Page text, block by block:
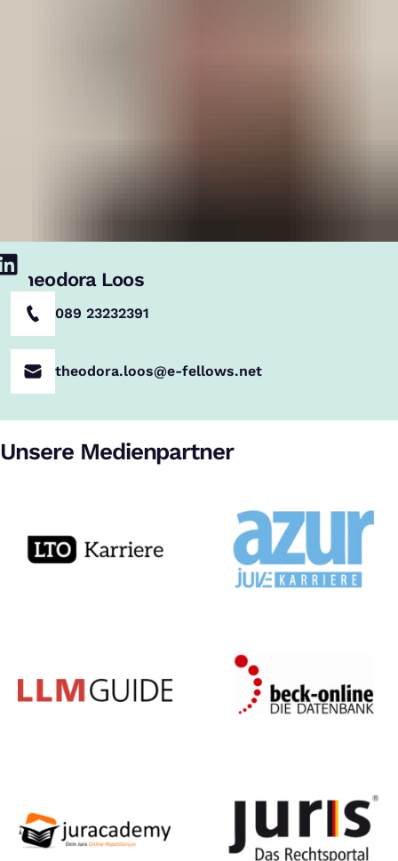
Theodora Loos
089 23232391
theodora.loos@e-fellows.net
Unsere Medienpartner